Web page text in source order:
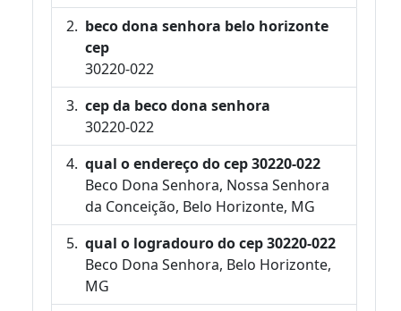
beco dona senhora belo horizonte
cep
30220-022
cep da beco dona senhora
30220-022
qual o endereço do cep 30220-022
Beco Dona Senhora, Nossa Senhora
da Conceição, Belo Horizonte, MG
qual o logradouro do cep 30220-022
Beco Dona Senhora, Belo Horizonte,
MG